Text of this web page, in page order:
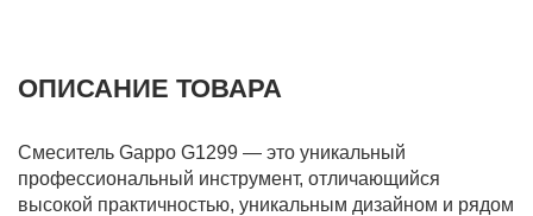
ОПИСАНИЕ ТОВАРА
Смеситель Gappo G1299 — это уникальный
профессиональный инструмент, отличающийся
высокой практичностью, уникальным дизайном и рядом